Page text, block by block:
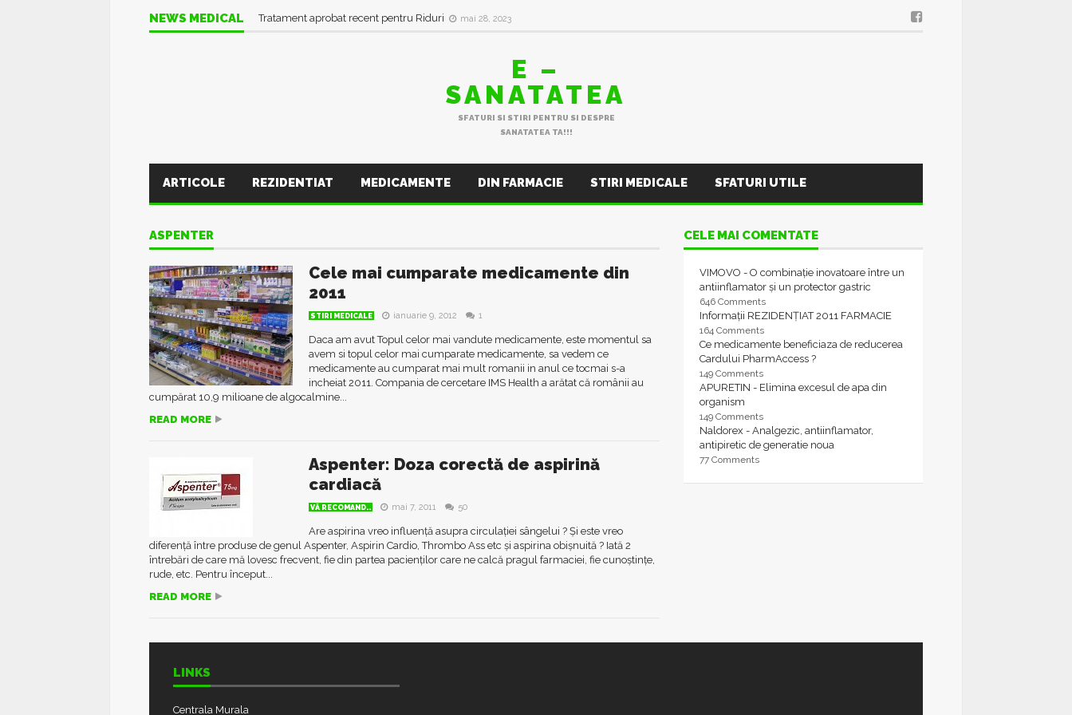
NEWS MEDICAL Tratament aprobat recent pentru Riduri mai 28, 2023
E –
SANATATEA
SFATURI SI STIRI PENTRU SI DESPRE
SANATATEA TA!!!
ARTICOLE REZIDENTIAT MEDICAMENTE DIN FARMACIE STIRI MEDICALE SFATURI UTILE
ASPENTER
Cele mai cumparate medicamente din
2011
STIRI MEDICALE ianuarie 9, 2012 1
Daca am avut Topul celor mai vandute medicamente, este momentul sa
avem si topul celor mai cumparate medicamente, sa vedem ce
medicamente au cumparat mai mult romanii in anul ce tocmai s-a
incheiat 2011. Compania de cercetare IMS Health a arătat că românii au
cumpărat 10,9 milioane de algocalmine...
READ MORE
Aspenter: Doza corectă de aspirină
cardiacă
VĂ RECOMAND.. mai 7, 2011 50
Are aspirina vreo influență asupra circulației sângelui ? Și este vreo
diferență între produse de genul Aspenter, Aspirin Cardio, Thrombo Ass etc și aspirina obișnuită ? Iată 2
întrebări de care mă lovesc frecvent, fie din partea pacienților care ne calcă pragul farmaciei, fie cunoștințe,
rude, etc. Pentru început...
READ MORE
CELE MAI COMENTATE
VIMOVO - O combinație inovatoare între un
antiinflamator și un protector gastric
646 Comments
Informații REZIDENȚIAT 2011 FARMACIE
164 Comments
Ce medicamente beneficiaza de reducerea
Cardului PharmAccess ?
149 Comments
APURETIN - Elimina excesul de apa din
organism
149 Comments
Naldorex - Analgezic, antiinflamator,
antipiretic de generatie noua
77 Comments
LINKS
Centrala Murala